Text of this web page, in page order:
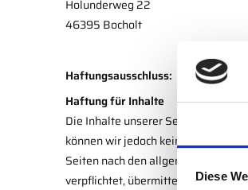
Diese
Holunderweg 22
46395 Bocholt
Haftungsausschluss:
Haftung für Inhalte
Die Inhalte unserer Seiten wurden
können wir jedoch keine Gewähr
Seiten nach den allgemeinen
verpflichtet, übermittelte oder